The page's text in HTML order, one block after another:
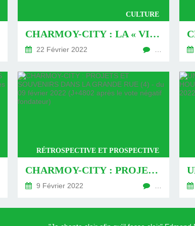
CULTURE
CHARMOY-CITY : LA « VIERGE » DE LA RUE THIERS BIENTÔT EN LUMIÈRE (2) - DU 22 FÉVRIER 2022 (J+4815 APRÈS LE VOTE NÉGATIF FONDATEUR)
22 Février 2022
RÉTROSPECTIVE ET PROSPECTIVE
CHARMOY-CITY : PROJETS ET SOUVENIRS DANS LA GRANDE RUE (4) - DU 09 FÉVRIER 2022 (J+4802 APRÈS LE VOTE NÉGATIF FONDATEUR)
9 Février 2022